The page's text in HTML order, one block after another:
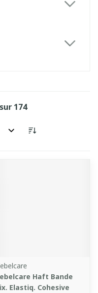
174
Haft Bande
Elastiq. Cohesive